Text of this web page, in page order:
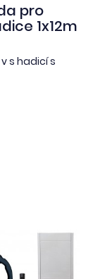
pro
1x12m
s hadicí s